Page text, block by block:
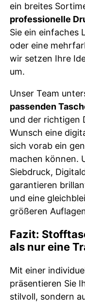
ein breites
professionelle
Sie ein einfaches
oder eine
wir setzen Ihre
um.
Unser Team
passenden
und der richtigen
Wunsch eine
sich vorab ein
machen können.
Siebdruck,
garantieren
und eine
größeren
Fazit:
als nur eine
Mit einer
präsentieren Sie
stilvoll, sondern